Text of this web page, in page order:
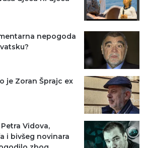
nepogoda
je Zoran Šprajc ex
Vidova,
i bivšeg novinara